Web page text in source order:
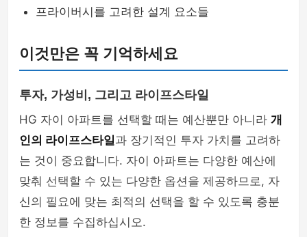
프라이버시를 고려한 설계 요소들
이것만은 꼭 기억하세요
투자, 가성비, 그리고 라이프스타일
HG 자이 아파트를 선택할 때는 예산뿐만 아니라 개
인의 라이프스타일과 장기적인 투자 가치를 고려하
는 것이 중요합니다. 자이 아파트는 다양한 예산에
맞춰 선택할 수 있는 다양한 옵션을 제공하므로, 자
신의 필요에 맞는 최적의 선택을 할 수 있도록 충분
한 정보를 수집하십시오.